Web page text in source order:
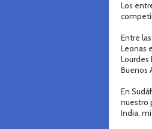
Los
Entre
Leonas
Lourdes
Buenos
En
nuestro
India,